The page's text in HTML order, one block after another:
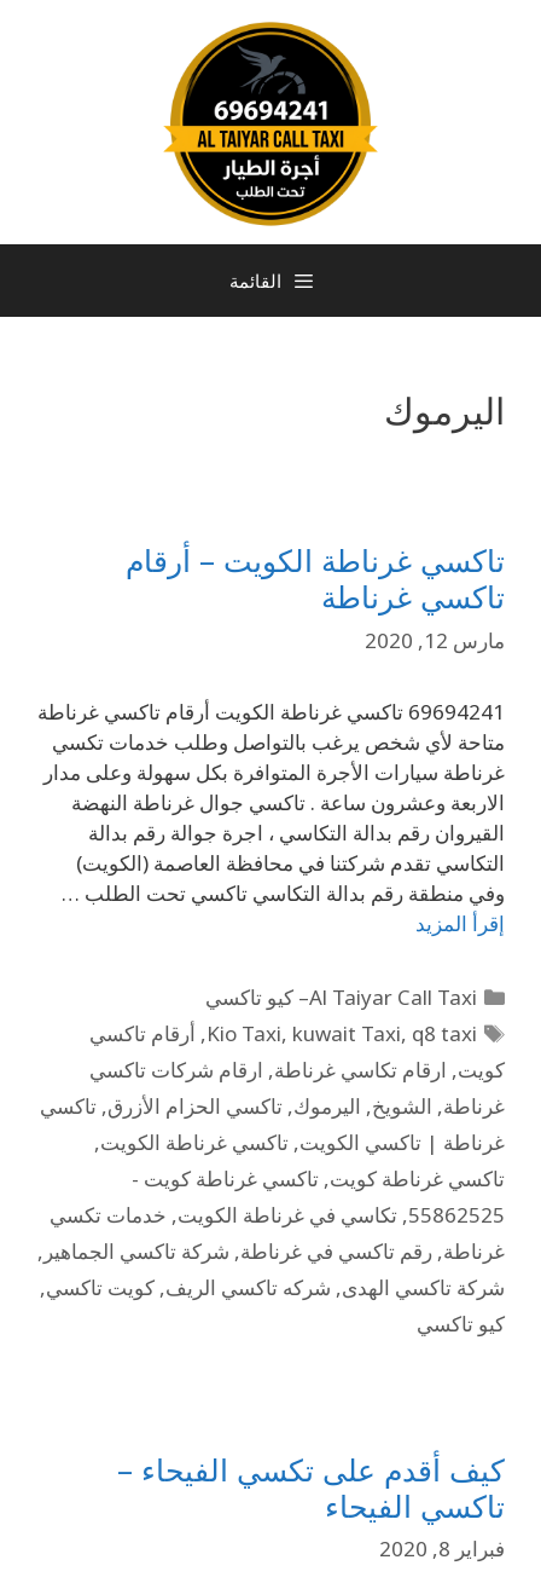
القائمة
اليرموك
تاكسي غرناطة الكويت – أرقام
تاكسي غرناطة
مارس 12, 2020
69694241 تاكسي غرناطة الكويت أرقام تاكسي غرناطة
متاحة لأي شخص يرغب بالتواصل وطلب خدمات تكسي
غرناطة سيارات الأجرة المتوافرة بكل سهولة وعلى مدار
الاربعة وعشرون ساعة . تاكسي جوال غرناطة النهضة
القيروان رقم بدالة التكاسي ، اجرة جوالة رقم بدالة
التكاسي تقدم شركتنا في محافظة العاصمة (الكويت)
وفي منطقة رقم بدالة التكاسي تاكسي تحت الطلب …
إقرأ المزيد
Al Taiyar Call Taxi– كيو تاكسي
Kio Taxi, kuwait Taxi, q8 taxi
, أرقام تاكسي
كويت, ارقام تكاسي غرناطة, ارقام شركات تاكسي
غرناطة, الشويخ, اليرموك, تاكسي الحزام الأزرق, تاكسي
غرناطة | تاكسي الكويت, تاكسي غرناطة الكويت,
تاكسي غرناطة كويت, تاكسي غرناطة كويت -
55862525
, تكاسي في غرناطة الكويت, خدمات تكسي
غرناطة, رقم تاكسي في غرناطة, شركة تاكسي الجماهير ,
شركة تاكسي الهدى, شركه تاكسي الريف, كويت تاكسي,
كيو تاكسي
كيف أقدم على تكسي الفيحاء –
تاكسي الفيحاء
فبراير 8, 2020